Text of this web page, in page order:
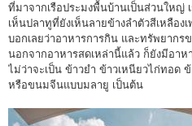
ที่มาจากเรือประมงพื้นบ้านเป็นส่วนใหญ่ เ
เห็นปลาทูที่ยังเห็นลายข้างลำตัวสีเหลือง
บอกเลยว่าอาหารการกิน และทรัพยาก
นอกจากอาหารสดเหล่านี้แล้ว ก็ยังมีอา
ไม่ว่าจะเป็น ข้าวยำ ข้าวเหนียวไก่ทอด
หรือขนมจีนแบบมลายู เป็นต้น